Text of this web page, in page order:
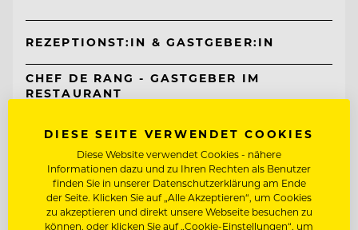
REZEPTIONST:IN & GASTGEBER:IN
CHEF DE RANG - GASTGEBER IM
RESTAURANT
Entdecke alle Jobs
DIESE SEITE VERWENDET COOKIES
Diese Website verwendet Cookies - nähere
Informationen dazu und zu Ihren Rechten als Benutzer
finden Sie in unserer Datenschutzerklärung am Ende
der Seite. Klicken Sie auf „Alle Akzeptieren“, um Cookies
zu akzeptieren und direkt unsere Webseite besuchen zu
können, oder klicken Sie auf „Cookie-Einstellungen“, um